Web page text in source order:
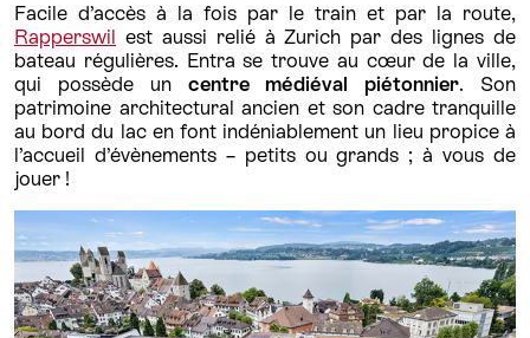
Facile d’accès à la fois par le train et par la route,
Rapperswil est aussi relié à Zurich par des lignes de
bateau régulières. Entra se trouve au cœur de la ville,
qui possède un centre médiéval piétonnier. Son
patrimoine architectural ancien et son cadre tranquille
au bord du lac en font indéniablement un lieu propice à
l’accueil d’évènements – petits ou grands ; à vous de
jouer !